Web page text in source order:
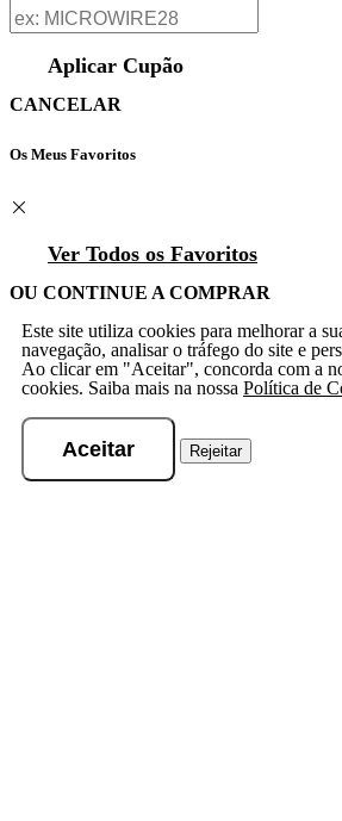
Aplicar Cupão
CANCELAR
Os Meus Favoritos
Ver Todos os Favoritos
OU CONTINUE A COMPRAR
Este site utiliza cookies para melhorar a
navegação, analisar o tráfego do site e
Ao clicar em "Aceitar", concorda com a
cookies. Saiba mais na nossa Política de
Aceitar Rejeitar